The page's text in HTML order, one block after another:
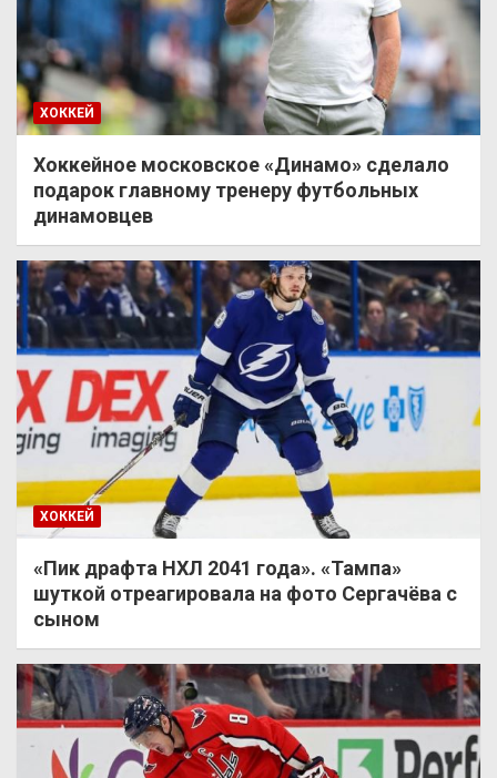
ХОККЕЙ
Хоккейное московское «Динамо» сделало
подарок главному тренеру футбольных
динамовцев
ХОККЕЙ
«Пик драфта НХЛ 2041 года». «Тампа»
шуткой отреагировала на фото Сергачёва с
сыном